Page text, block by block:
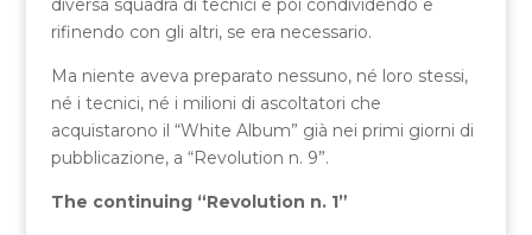
diversa squadra di tecnici e poi condividendo e
rifinendo con gli altri, se era necessario.
Ma niente aveva preparato nessuno, né loro stessi,
né i tecnici, né i milioni di ascoltatori che
acquistarono il “White Album” già nei primi giorni di
pubblicazione, a “Revolution n. 9”.
The continuing “Revolution n. 1”